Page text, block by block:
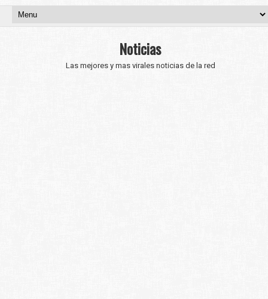
Noticias
Las mejores y mas virales noticias de la red